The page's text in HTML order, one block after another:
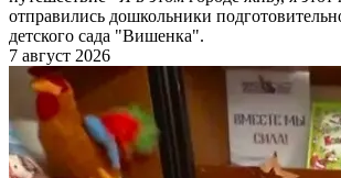
отправились дошкольники
детского сада "Вишенка".
7 август 2026